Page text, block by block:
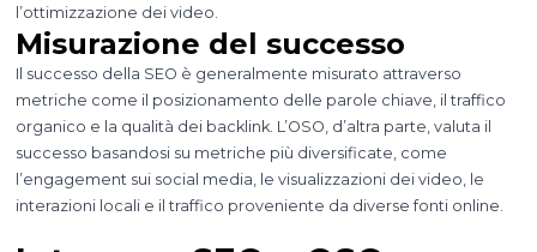
l’ottimizzazione dei video.
Misurazione del successo
Il successo della SEO è generalmente misurato attraverso
metriche come il posizionamento delle parole chiave, il traffico
organico e la qualità dei backlink. L’OSO, d’altra parte, valuta il
successo basandosi su metriche più diversificate, come
l’engagement sui social media, le visualizzazioni dei video, le
interazioni locali e il traffico proveniente da diverse fonti online.